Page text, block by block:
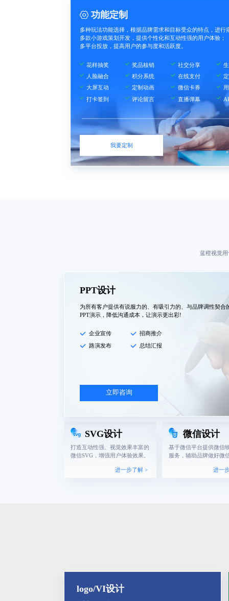
功能定制
多种玩法功能选择，根据品牌需求和目标受众的特点，进行
多款小游戏策划开发，提供个性化和互动性强的用户体验；
多平台投放，提高用户的参与度和活跃度。
花样抽奖
人脸融合
大屏互动
打卡签到
奖品核销
积分系统
定制动画
评论留言
社交分享
在线支付
微信卡券
直播弹幕
我要定制
蓝橙视觉
PPT设计
为所有客户提供有说服力的、有吸引力的、与品牌调性契合
PPT演示，降低沟通成本，让演示更出彩!
企业宣传 招商推介
路演发布 总结汇报
立即咨询
SVG设计
打造互动性强、视觉效果丰富的
微信SVG，增强用户体验效果。
进一步了解 >
微信设计
基于微信平台提供微信
服务，辅助品牌做好微
进一
logo/VI设计